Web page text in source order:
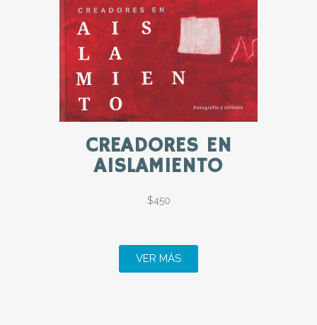
CREADORES EN
AISLAMIENTO
$450
VER MÁS